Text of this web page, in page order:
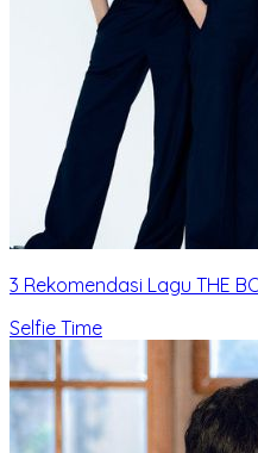
3 Rekomendasi Lagu THE
Selfie Time